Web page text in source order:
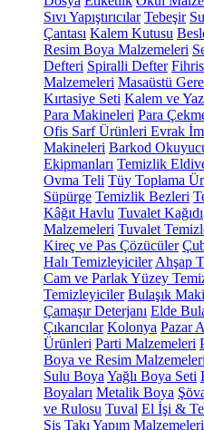
Sıvı Yapıştırıcılar Tebeşir
Çantası Kalem Kutusu
Resim Boya Malzemeleri
Defteri Spiralli Defter
Malzemeleri Masaüstü
Kırtasiye Seti Kalem ve
Para Makineleri Para
Ofis Sarf Ürünleri Evrak
Makineleri Barkod
Ekipmanları Temizlik
Ovma Teli Tüy Toplama
Süpürge Temizlik Bezleri
Kâğıt Havlu Tuvalet Kağıdı
Malzemeleri Tuvalet
Kireç ve Pas Çözücüler
Halı Temizleyiciler Ahşap
Cam ve Parlak Yüzey
Temizleyiciler Bulaşık
Çamaşır Deterjanı Elde
Çıkarıcılar Kolonya Pazar
Ürünleri Parti Malzemeleri
Boya ve Resim Malzemeleri
Sulu Boya Yağlı Boya Seti
Boyaları Metalik Boya
ve Rulosu Tuval El İşi &
Şiş Takı Yapım Malzemeleri